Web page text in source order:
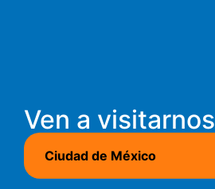
Ven a visitarnos
Ciudad de México